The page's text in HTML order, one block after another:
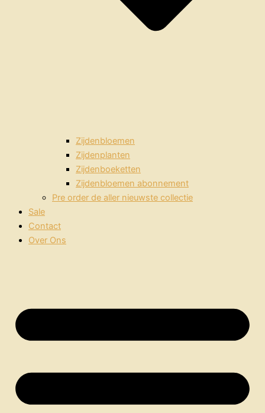
Zijdenbloemen
Zijdenplanten
Zijdenboeketten
Zijdenbloemen abonnement
Pre order de aller nieuwste collectie
Sale
Contact
Over Ons